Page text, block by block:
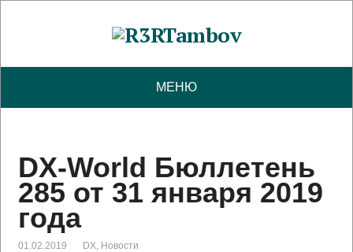
МЕНЮ
DX-World Бюллетень
285 от 31 января 2019
года
01.02.2019 DX, Новости